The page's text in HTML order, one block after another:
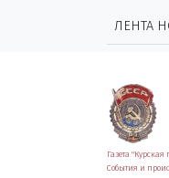
ЛЕНТА
Газета
События и